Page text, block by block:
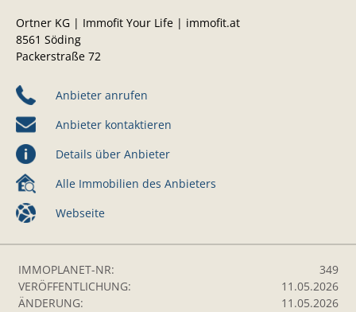
Ortner KG | Immofit Your Life | immofit.at
8561 Söding
Packerstraße 72
Anbieter anrufen
Anbieter kontaktieren
Details über Anbieter
Alle Immobilien des Anbieters
Webseite
IMMOPLANET-NR:
349
VERÖFFENTLICHUNG:
11.05.2026
ÄNDERUNG:
11.05.2026